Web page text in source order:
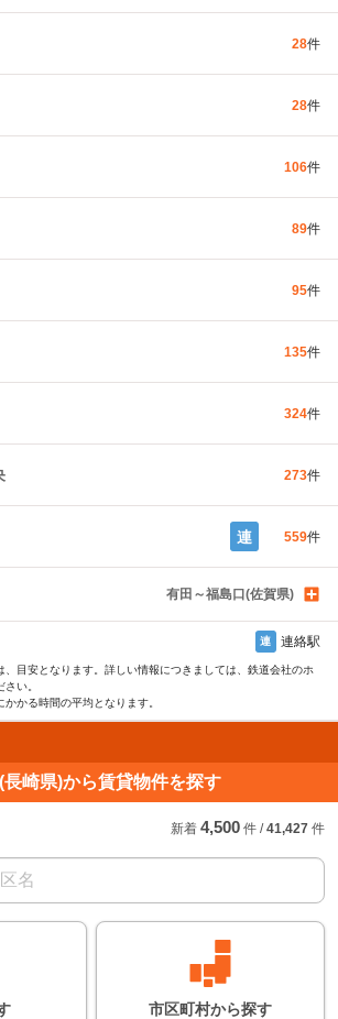
28件
28件
106件
89件
95件
135件
324件
273件
連 559件
有田～福島口(佐賀県)
連 連絡駅
、目安となります。詳しい情報につきましては、鉄道会社のホ
い。
かる時間の平均となります。
崎県)から賃貸物件を探す
新着 4,500 件 /41,427 件
市区町村から探す